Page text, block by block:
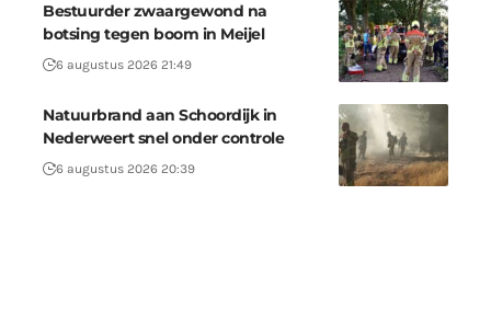
Bestuurder zwaargewond na
botsing tegen boom in Meijel
6 augustus 2026 21:49
Natuurbrand aan Schoordijk in
Nederweert snel onder controle
6 augustus 2026 20:39